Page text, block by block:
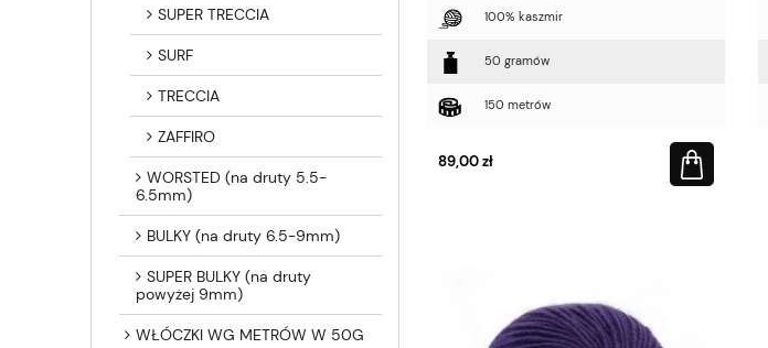
SUPER TRECCIA
SURF
TRECCIA
ZAFFIRO
WORSTED (na druty 5.5-
6.5mm)
BULKY (na druty 6.5-9mm)
SUPER BULKY (na druty
powyżej 9mm)
WŁÓCZKI WG METRÓW W 50G
100% kaszmir
50 gramów
150 metrów
89,00 zł